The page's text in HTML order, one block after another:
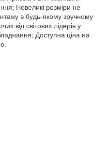
Невеликі розміри не
в будь-якому зручному
від світових лідерів у
Доступна ціна на